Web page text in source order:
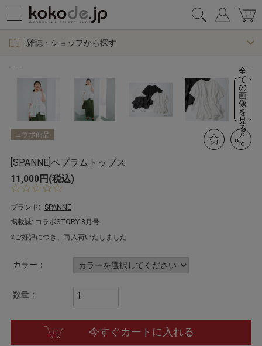
雑誌・ショップから探す
全
て
の
画
像
を
見
る
コラボ商品
[SPANNE]ペプラムトップス
11,000円(税込)
s
t
a
r
ブランド:
SPANNE
掲載誌: コラボSTORY 8月号
※ご好評につき、再入荷いたしました
カラー：
数量：
今すぐカートに入れる